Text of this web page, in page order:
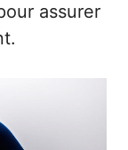
assurer